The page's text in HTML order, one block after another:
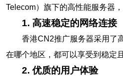
Telecom）旗下的高性能服务器
1. 高速稳定的网络连接
香港CN2推广服务器采用了
在哪个地区，都可以享受到稳定
2. 优质的用户体验